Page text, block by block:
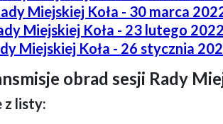
Miejskiej Koła - 30 marca
Miejskiej Koła - 23 lutego
Miejskiej Koła - 26 stycznia
obrad sesji Rady
z listy: